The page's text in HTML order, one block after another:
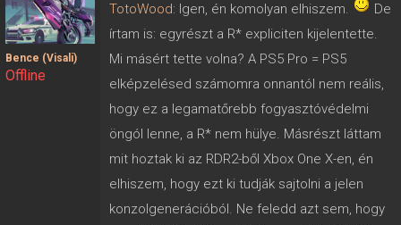
Bence (Visali)
Offline
TotoWood: Igen, én komolyan elhiszem.
De
írtam is: egyrészt a R* expliciten kijelentette.
Mi másért tette volna? A PS5 Pro = PS5
elképzelésed számomra onnantól nem reális,
hogy ez a legamatőrebb fogyasztóvédelmi
öngól lenne, a R* nem hülye. Másrészt láttam
mit hoztak ki az RDR2-ből Xbox One X-en, én
elhiszem, hogy ezt ki tudják sajtolni a jelen
konzolgenerációból. Ne feledd azt sem, hogy